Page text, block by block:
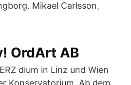
Mikael Carlsson,
OrdArt AB
dium in Linz und Wien
Konservatorium. Ab dem